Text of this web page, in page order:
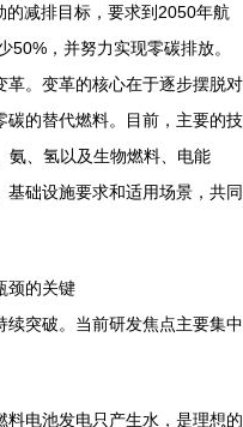
减排目标，要求到2050年航
，并努力实现零碳排放。
。变革的核心在于逐步摆脱对
的替代燃料。目前，主要的技
氨、氢以及生物燃料、电能
础设施要求和适用场景，共同
颈的关键
突破。当前研发焦点主要集中
料电池发电只产生水，是理想的